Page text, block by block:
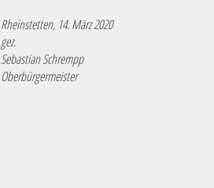
Rheinstetten, 14. März 2020
gez.
Sebastian Schrempp
Oberbürgermeister